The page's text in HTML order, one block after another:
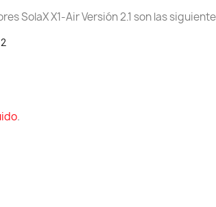
SolaX X1-Air Versión 2.1 son las
.